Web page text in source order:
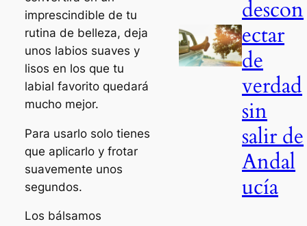
imprescindible de tu
rutina de belleza, deja
unos labios suaves y
lisos en los que tu
labial favorito quedará
mucho mejor.
Para usarlo solo tienes
que aplicarlo y frotar
suavemente unos
segundos.
Los bálsamos
descon
ectar
de
verdad
sin
salir de
Andal
ucía